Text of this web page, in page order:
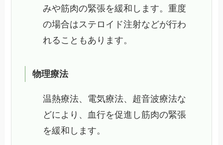
みや筋肉の緊張を緩和します。重度
の場合はステロイド注射などが行わ
れることもあります。
物理療法
温熱療法、電気療法、超音波療法な
どにより、血行を促進し筋肉の緊張
を緩和します。